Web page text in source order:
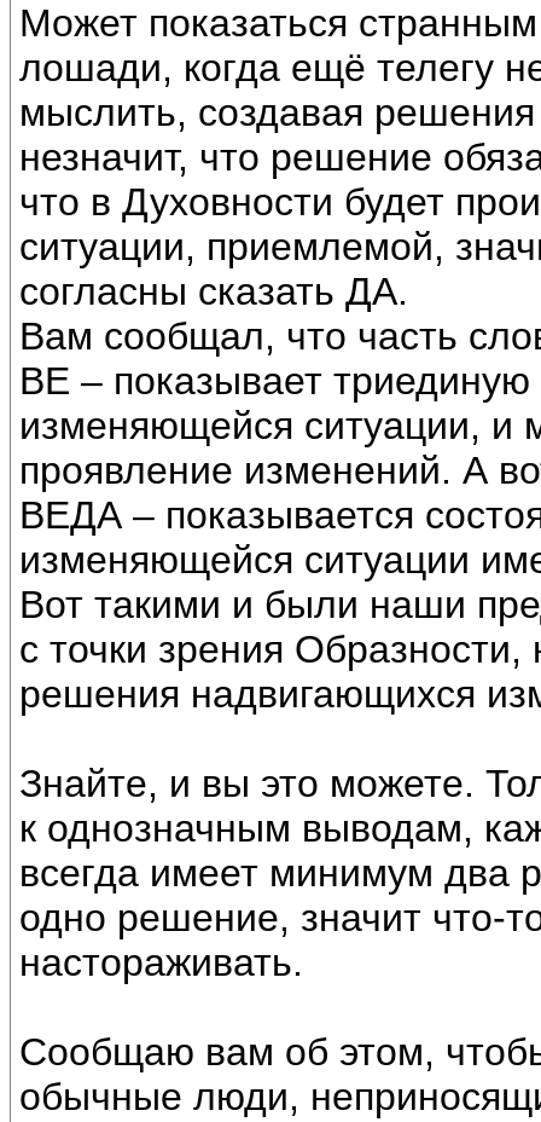
Может показаться
лошади, когда ещё телегу
мыслить, создавая
незначит, что решение
что в Духовности будет
ситуации, приемлемой,
согласны сказать ДА.
Вам сообщал, что часть
ВЕ – показывает
изменяющейся ситуации, и
проявление изменений. А
ВЕДА – показывается
изменяющейся ситуации
Вот такими и были наши
с точки зрения
решения надвигающихся
Знайте, и вы это можете.
к однозначным выводам,
всегда имеет минимум два
одно решение, значит что-
настораживать.
Сообщаю вам об этом,
обычные люди,